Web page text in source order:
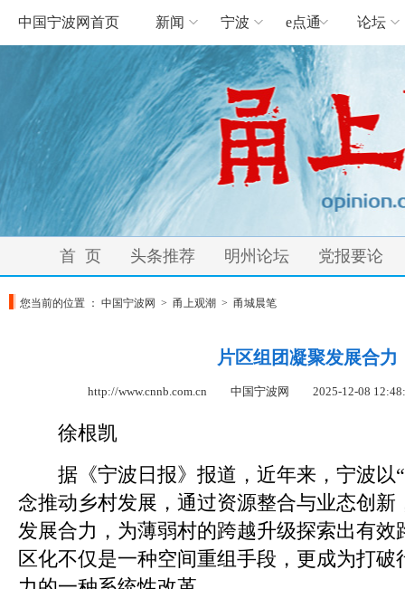
中国宁波网首页 新闻 宁波 e点通 论坛
首 页 头条推荐 明州论坛 党报要论
您当前的位置 ： 中国宁波网 > 甬上观潮 > 甬城晨笔
片区组团凝聚发展合力
http://www.cnnb.com.cn 中国宁波网 2025-12-08
徐根凯
据《宁波日报》报道，近年来，宁波以“
念推动乡村发展，通过资源整合与业态创新
发展合力，为薄弱村的跨越升级探索出有效
区化不仅是一种空间重组手段，更成为打